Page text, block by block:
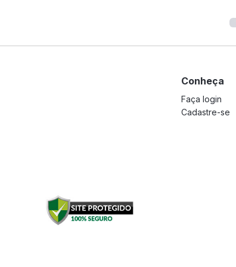
Conheça
Faça login
Cadastre-se